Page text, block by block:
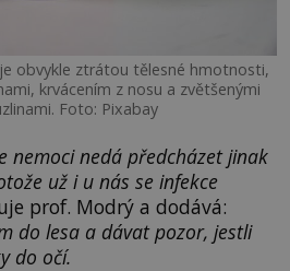
obvykle ztrátou tělesné hmotnosti,
krvácením z nosu a zvětšenými
Foto: Pixabay
nemoci nedá předcházet jinak
už i u nás se infekce
prof. Modrý a dodává:
do lesa a dávat pozor, jestli
do očí.